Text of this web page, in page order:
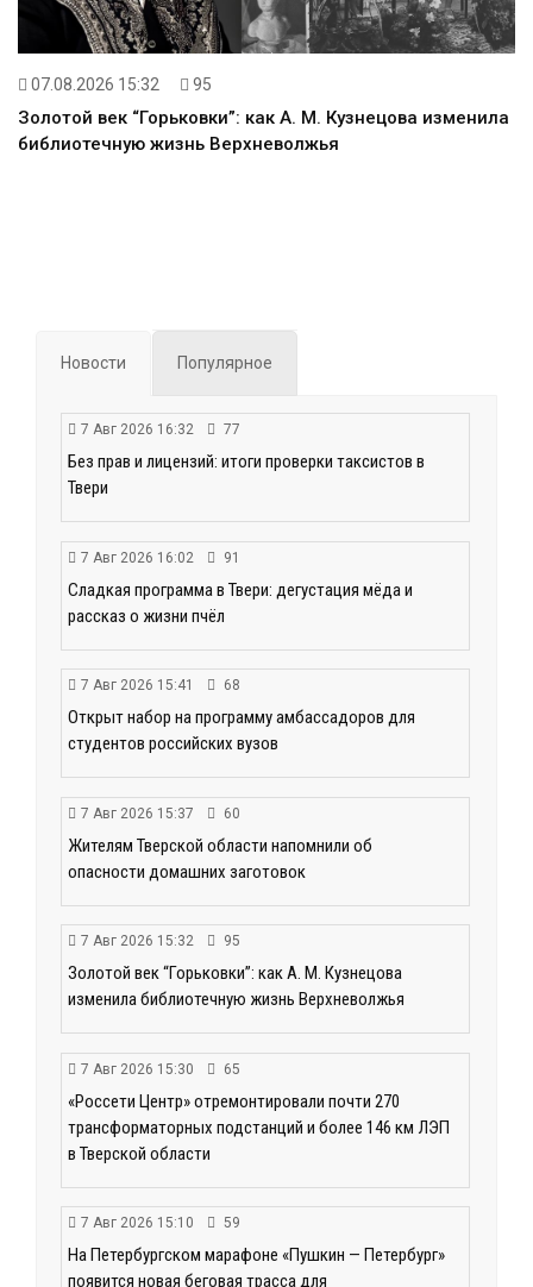
07.08.2026 15:32 95
Золотой век “Горьковки”: как А. М. Кузнецова изменила
библиотечную жизнь Верхневолжья
Новости Популярное
7 Авг 2026 16:32 77
Без прав и лицензий: итоги проверки таксистов в
Твери
7 Авг 2026 16:02 91
Сладкая программа в Твери: дегустация мёда и
рассказ о жизни пчёл
7 Авг 2026 15:41 68
Открыт набор на программу амбассадоров для
студентов российских вузов
7 Авг 2026 15:37 60
Жителям Тверской области напомнили об
опасности домашних заготовок
7 Авг 2026 15:32 95
Золотой век “Горьковки”: как А. М. Кузнецова
изменила библиотечную жизнь Верхневолжья
7 Авг 2026 15:30 65
«Россети Центр» отремонтировали почти 270
трансформаторных подстанций и более 146 км ЛЭП
в Тверской области
7 Авг 2026 15:10 59
На Петербургском марафоне «Пушкин — Петербург»
появится новая беговая трасса для